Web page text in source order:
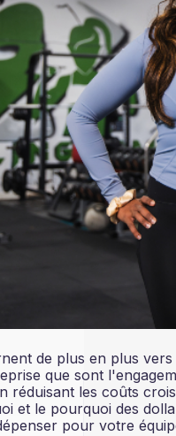
de plus en plus
que sont
réduisant les coûts
et le pourquoi des
pour votre